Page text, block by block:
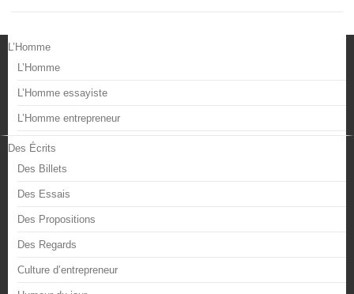
L’Homme
L’Homme
L’Homme essayiste
L’Homme entrepreneur
Des Écrits
Des Billets
Des Essais
Des Propositions
Des Regards
Culture d’entrepreneur